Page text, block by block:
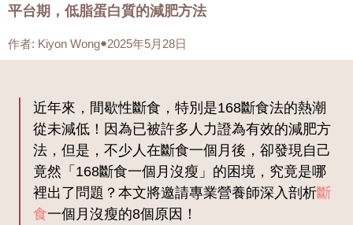
平台期，低脂蛋白質的減肥方法
作者: Kiyon Wong 2025年5月28日
近年來，間歇性斷食，特別是168斷食法的熱潮
從未減低！因為已被許多人力證為有效的減肥方
法，但是，不少人在斷食一個月後，卻發現自己
竟然「168斷食一個月沒瘦」的困境，究竟是哪
裡出了問題？本文將邀請專業營養師深入剖析斷
食一個月沒瘦的8個原因！